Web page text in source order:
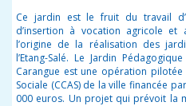
Ce jardin est le fruit du travail
d’insertion à vocation agricole
l’origine de la réalisation des
l’Etang-Salé. Le Jardin
Carangue est une opération
Sociale (CCAS) de la ville financée
000 euros. Un projet qui prévoit la